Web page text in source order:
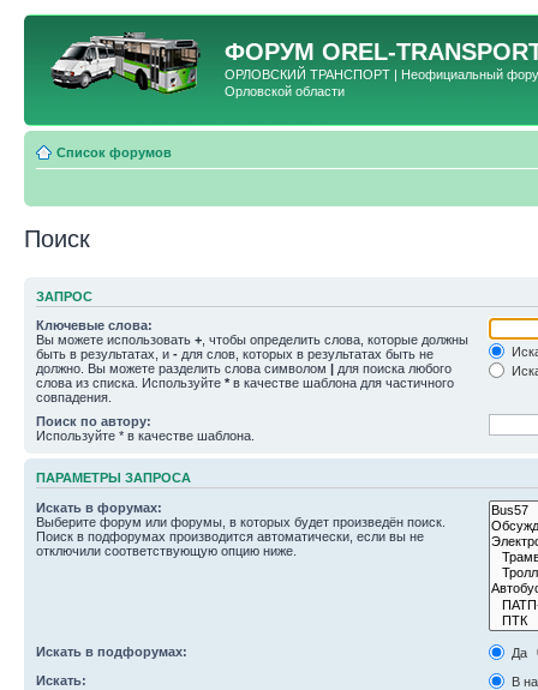
ФОРУМ OREL-
ОРЛОВСКИЙ ТРАНСПОРТ | Неофициальный форум
Орловской области
Список форумов
Поиск
ЗАПРОС
Ключевые слова:
Вы можете использовать + , чтобы определить слова, которые должны
быть в результатах, и - для слов, которых в результатах быть не
должно. Вы можете разделить слова символом | для поиска любого
слова из списка. Используйте * в качестве шаблона для частичного
совпадения.
Поиск по автору:
Используйте * в качестве шаблона.
ПАРАМЕТРЫ ЗАПРОСА
Искать в форумах:
Выберите форум или форумы, в которых будет произведён поиск.
Поиск в подфорумах производится автоматически, если вы не
отключили соответствующую опцию ниже.
Искать в подфорумах:
Да
Искать:
В